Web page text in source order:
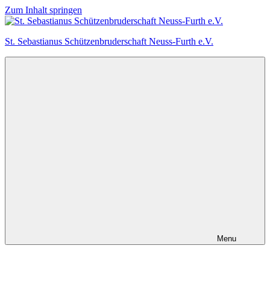
Zum Inhalt springen
St. Sebastianus Schützenbruderschaft Neuss-Furth e.V.
Menu